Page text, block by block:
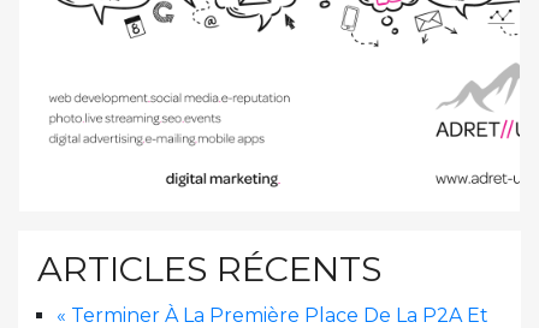
ARTICLES RÉCENTS
« Terminer À La Première Place De La P2A Et